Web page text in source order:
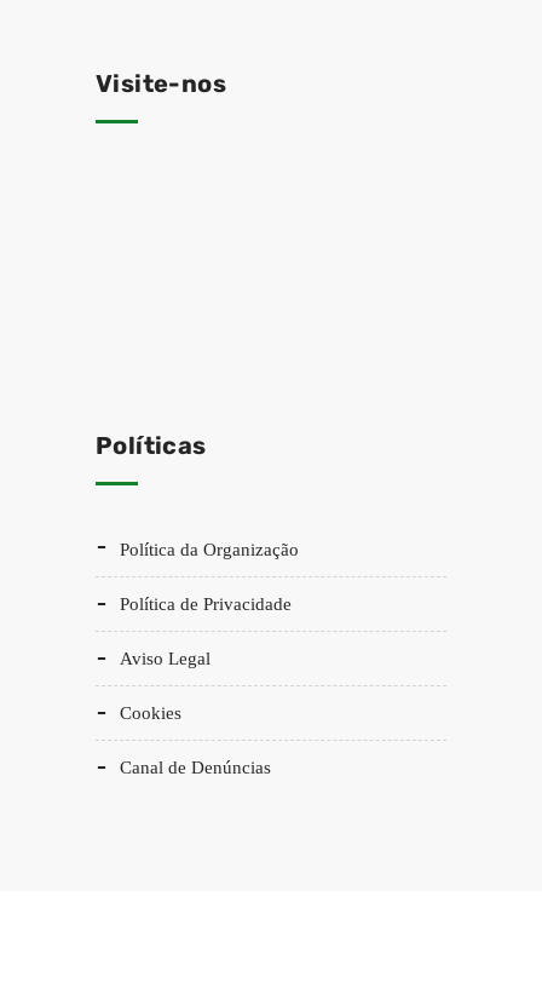
Visite-nos
Políticas
Política da Organização
Política de Privacidade
Aviso Legal
Cookies
Canal de Denúncias